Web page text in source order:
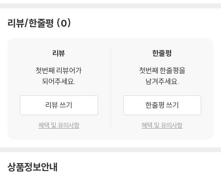
리뷰/한줄평 0
리뷰
첫번째 리뷰어가
되어주세요.
리뷰 쓰기
혜택 및 유의사항
한줄평
첫번째 한줄평을
남겨주세요.
한줄평 쓰기
혜택 및 유의사항
상품정보안내